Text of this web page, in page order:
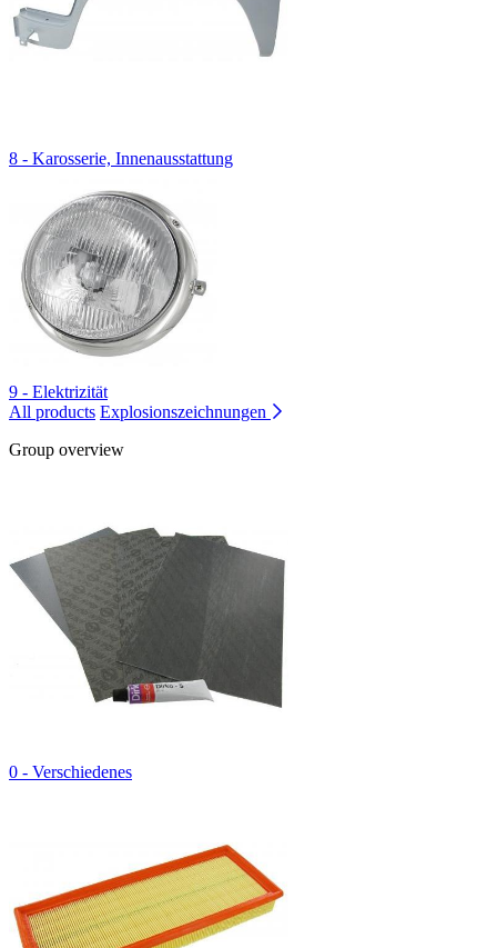
8 - Karosserie, Innenausstattung
9 - Elektrizität
All products Explosionszeichnungen
Group overview
0 - Verschiedenes